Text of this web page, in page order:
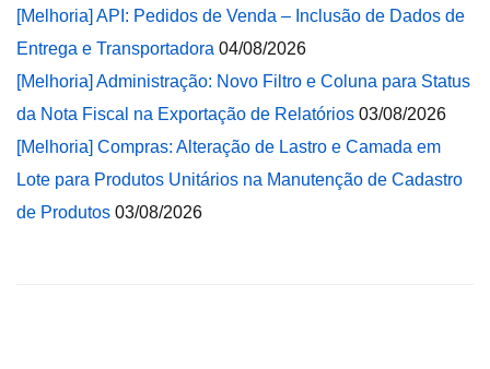
[Melhoria] API: Pedidos de Venda – Inclusão de Dados de
Entrega e Transportadora 04/08/2026
[Melhoria] Administração: Novo Filtro e Coluna para Status
da Nota Fiscal na Exportação de Relatórios 03/08/2026
[Melhoria] Compras: Alteração de Lastro e Camada em
Lote para Produtos Unitários na Manutenção de Cadastro
de Produtos 03/08/2026